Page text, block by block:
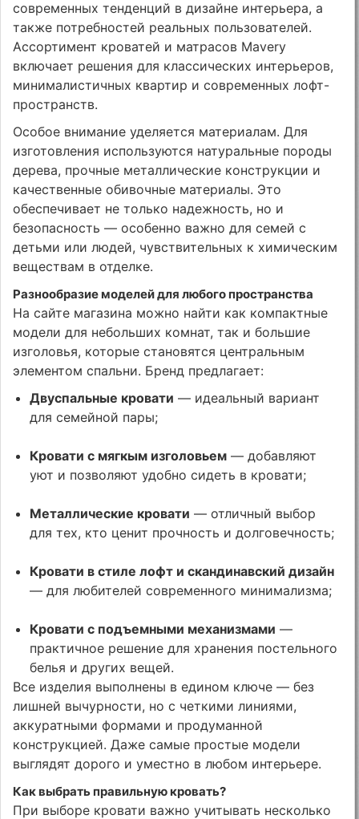
современных тенденций в дизайне интерьера, а
также потребностей реальных пользователей.
Ассортимент кроватей и матрасов Mavery
включает решения для классических интерьеров,
минималистичных квартир и современных лофт-
пространств.
Особое внимание уделяется материалам. Для
изготовления используются натуральные породы
дерева, прочные металлические конструкции и
качественные обивочные материалы. Это
обеспечивает не только надежность, но и
безопасность — особенно важно для семей с
детьми или людей, чувствительных к химическим
веществам в отделке.
Разнообразие моделей для любого пространства
На сайте магазина можно найти как компактные
модели для небольших комнат, так и большие
изголовья, которые становятся центральным
элементом спальни. Бренд предлагает:
Двуспальные кровати — идеальный вариант
для семейной пары;
Кровати с мягкым изголовьем — добавляют
уют и позволяют удобно сидеть в кровати;
Металлические кровати — отличный выбор
для тех, кто ценит прочность и долговечность;
Кровати в стиле лофт и скандинавский дизайн
— для любителей современного минимализма;
Кровати с подъемными механизмами —
практичное решение для хранения постельного
белья и других вещей.
Все изделия выполнены в едином ключе — без
лишней вычурности, но с четкими линиями,
аккуратными формами и продуманной
конструкцией. Даже самые простые модели
выглядят дорого и уместно в любом интерьере.
Как выбрать правильную кровать?
При выборе кровати важно учитывать несколько